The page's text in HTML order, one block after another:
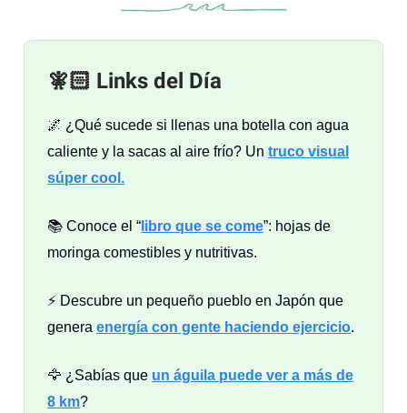
🧚🏻 Links del Día
🌌 ¿Qué sucede si llenas una botella con agua
caliente y la sacas al aire frío? Un truco visual
súper cool.
📚 Conoce el “ libro que se come”: hojas de
moringa comestibles y nutritivas.
⚡ Descubre un pequeño pueblo en Japón que
genera energía con gente haciendo ejercicio.
🦅 ¿Sabías que un águila puede ver a más de
8 km?